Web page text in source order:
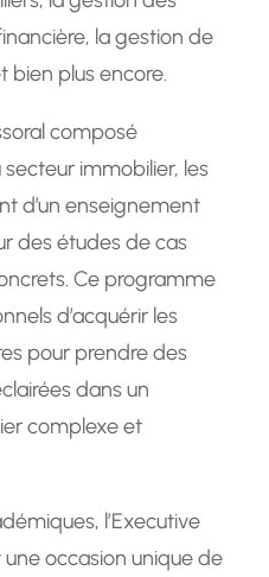
la gestion de
bien plus encore.
composé
immobilier, les
d’un enseignement
des études de cas
Ce programme
d’acquérir les
pour prendre des
dans un
complexe et
l’Executive
occasion unique de